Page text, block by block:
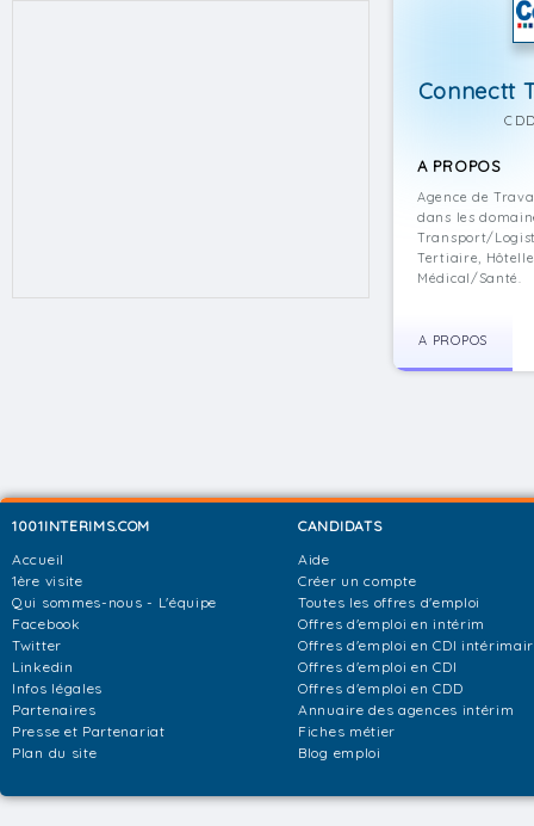
Connectt
A PROPOS
Agence de
dans les
Transport/
Tertiaire,
Médical/Santé.
A PROPOS
1001INTERIMS.COM
Accueil
1ère visite
Qui sommes-nous - L'équipe
Facebook
Twitter
Linkedin
Infos légales
Partenaires
Presse et Partenariat
Plan du site
CANDIDATS
Aide
Créer un compte
Toutes les offres d'emploi
Offres d'emploi en intérim
Offres d'emploi en CDI
Offres d'emploi en CDI
Offres d'emploi en CDD
Annuaire des agences intérim
Fiches métier
Blog emploi